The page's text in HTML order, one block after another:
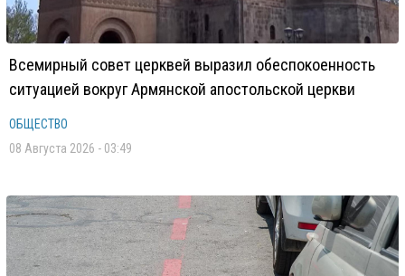
Всемирный совет церквей выразил обеспокоенность
ситуацией вокруг Армянской апостольской церкви
ОБЩЕСТВО
08 Августа 2026 - 03:49